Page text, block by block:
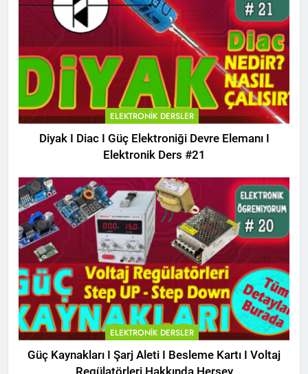
ELEKTRONIK DERSLER
Diyak I Diac I Güç Elektroniği Devre Elemanı I
Elektronik Ders #21
ELEKTRONIK DERSLER
Güç Kaynakları I Şarj Aleti I Besleme Kartı I Voltaj
Regülatörleri Hakkında Herşey